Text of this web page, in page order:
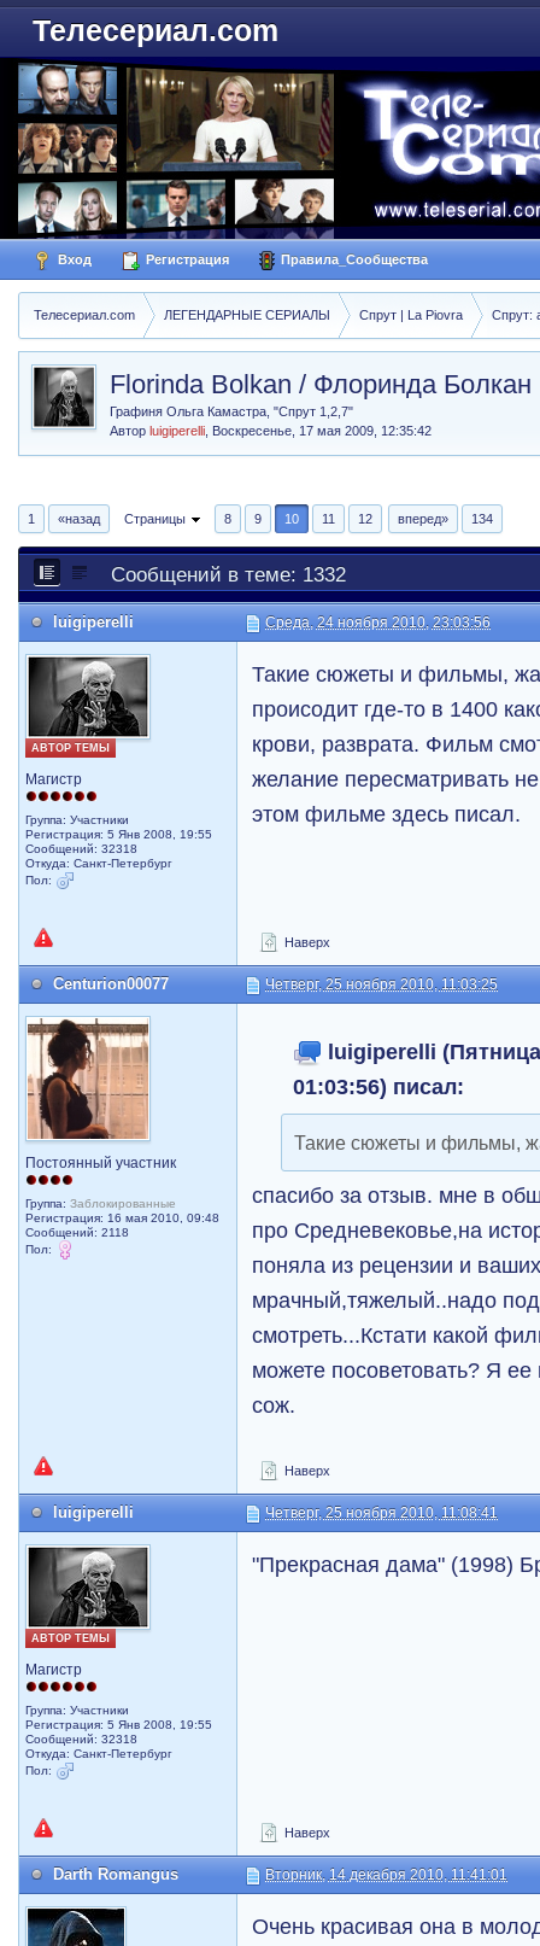
Телесериал.com
Вход Регистрация Правила_Сообщества
Телесериал.com ЛЕГЕНДАРНЫЕ СЕРИАЛЫ Спрут | La Piovra Спрут:
Florinda Bolkan / Флоринда Болкан
Графиня Ольга Камастра, "Спрут 1,2,7"
Авторluigiperelli Воскресенье, 17 мая 2009, 12:35:42
1 «назад Страницы 8 9 10 11 12 вперед» 134
Сообщений в теме: 1332
luigiperelli Среда, 24 ноября 2010, 23:03:56
АВТОР ТЕМЫ
Магистр
Группа: Участники
Регистрация: 5 Янв 2008, 19:55
Сообщений: 32318
Откуда: Санкт-Петербург
Пол:
Такие сюжеты и фильмы,
происодит где-то в 1400
крови, разврата. Фильм
желание пересматривать
этом фильме здесь писал.
Наверх
Centurion00077 Четверг, 25 ноября 2010, 11:03:25
Постоянный участник
Группа:Заблокированные
Регистрация: 16 мая 2010, 09:48
Сообщений: 2118
Пол:
luigiperelli
01:03:56) писал:
Такие сюжеты и фильмы,
спасибо за отзыв. мне в
про Средневековье,на
поняла из рецензии и
мрачный,тяжелый..надо
смотреть...Кстати какой
можете посоветовать? Я
сож.
Наверх
luigiperelli Четверг, 25 ноября 2010, 11:08:41
АВТОР ТЕМЫ
Магистр
Группа: Участники
Регистрация: 5 Янв 2008, 19:55
Сообщений: 32318
Откуда: Санкт-Петербург
Пол:
"Прекрасная дама" (1998)
Наверх
Darth Romangus Вторник, 14 декабря 2010, 11:41:01
Очень красивая она в